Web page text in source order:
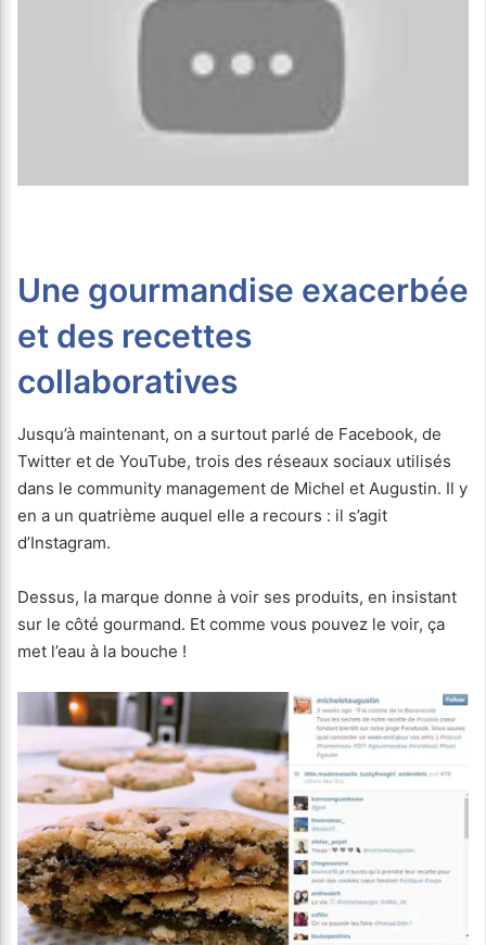
Une gourmandise exacerbée
et des recettes
collaboratives
Jusqu’à maintenant, on a surtout parlé de Facebook, de
Twitter et de YouTube, trois des réseaux sociaux utilisés
dans le community management de Michel et Augustin. Il y
en a un quatrième auquel elle a recours : il s’agit
d’Instagram.
Dessus, la marque donne à voir ses produits, en insistant
sur le côté gourmand. Et comme vous pouvez le voir, ça
met l’eau à la bouche !